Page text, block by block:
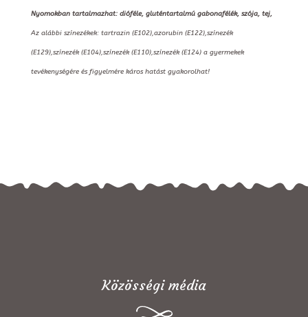
Nyomokban tartalmazhat: dióféle, gluténtartalmú gabonafélék, szója, tej,
Az alábbi színezékek: tartrazin (E102),azorubin (E122),színezék
(E129),színezék (E104),színezék (E110),színezék (E124) a gyermekek
tevékenységére és figyelmére káros hatást gyakorolhat!
Közösségi média